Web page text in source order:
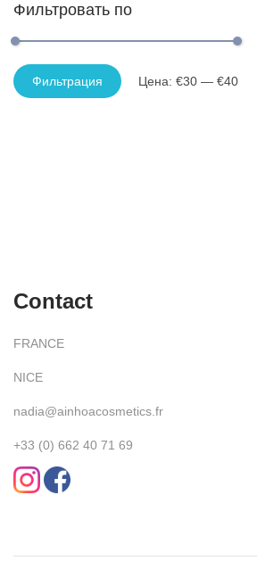
Фильтровать по
Фильтрация Цена: €30 — €40
Contact
FRANCE
NICE
nadia@ainhoacosmetics.fr
+33 (0) 662 40 71 69